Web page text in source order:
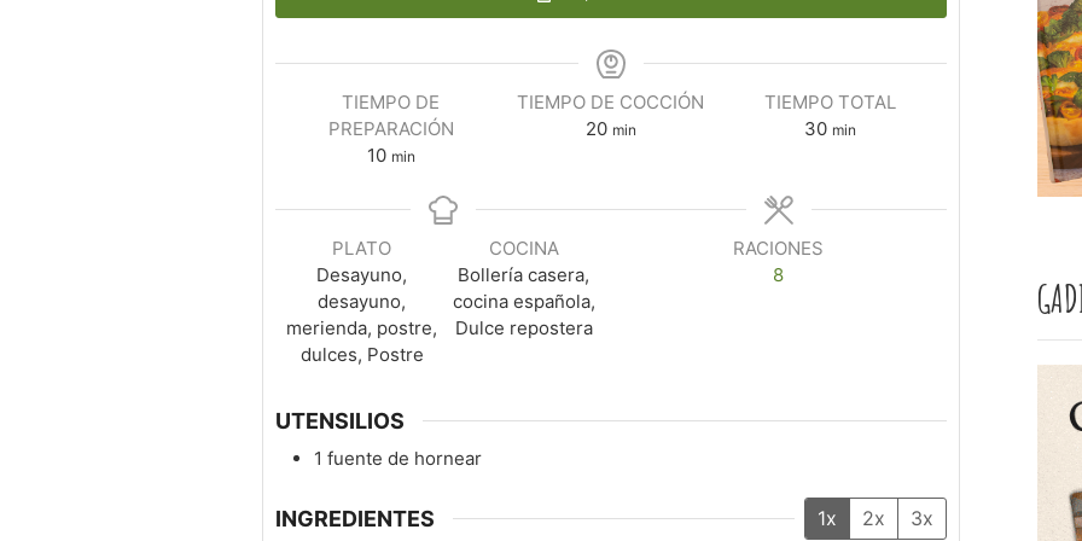
TIEMPO DE
PREPARACIÓN
10 min
TIEMPO DE COCCIÓN
20 min
TIEMPO TOTAL
30 min
PLATO
Desayuno,
desayuno,
merienda, postre,
dulces, Postre
COCINA
Bollería casera,
cocina española,
Dulce repostera
RACIONES
8
UTENSILIOS
1 fuente de hornear
INGREDIENTES 1x 2x 3x